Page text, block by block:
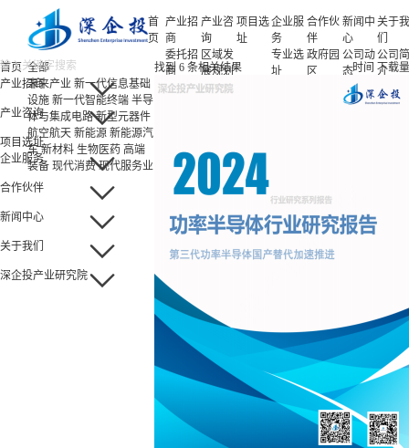
首
页
产业招
商
委托招
商
招商策
招商培
训
园区运
产业咨
询
区域发
展规划
产业规
策划包
项目评
专题研
项目选
址
企业服
务
专业选
址
合作伙
伴
政府园
区
新闻中
心
公司动
态
产业观
察
关于
们
公司
介
人力
源
首页
产业招商
产业咨询
项目选址
企业服务
合作伙伴
新闻中心
关于我们
深企投产业研究院
全部
未来产业 新一代信息基础
设施 新一代智能终端 半导
体与集成电路 新型元器件
航空航天 新能源 新能源汽
车 新材料 生物医药 高端
装备 现代消费 现代服务业
找到 6 条相关结果 时间 下载量